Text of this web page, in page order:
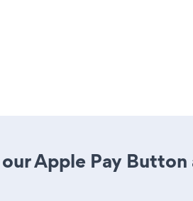
Apple Pay